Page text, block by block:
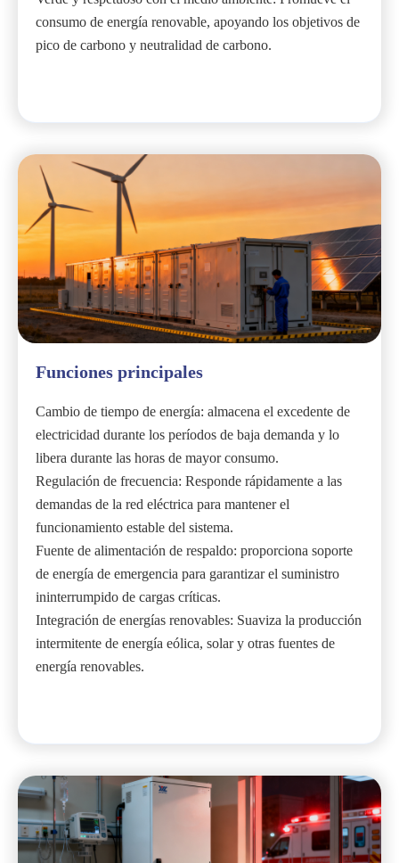
consumo de energía renovable, apoyando los objetivos de
pico de carbono y neutralidad de carbono.
Funciones principales
Cambio de tiempo de energía: almacena el excedente de
electricidad durante los períodos de baja demanda y lo
libera durante las horas de mayor consumo.
Regulación de frecuencia: Responde rápidamente a las
demandas de la red eléctrica para mantener el
funcionamiento estable del sistema.
Fuente de alimentación de respaldo: proporciona soporte
de energía de emergencia para garantizar el suministro
ininterrumpido de cargas críticas.
Integración de energías renovables: Suaviza la producción
intermitente de energía eólica, solar y otras fuentes de
energía renovables.